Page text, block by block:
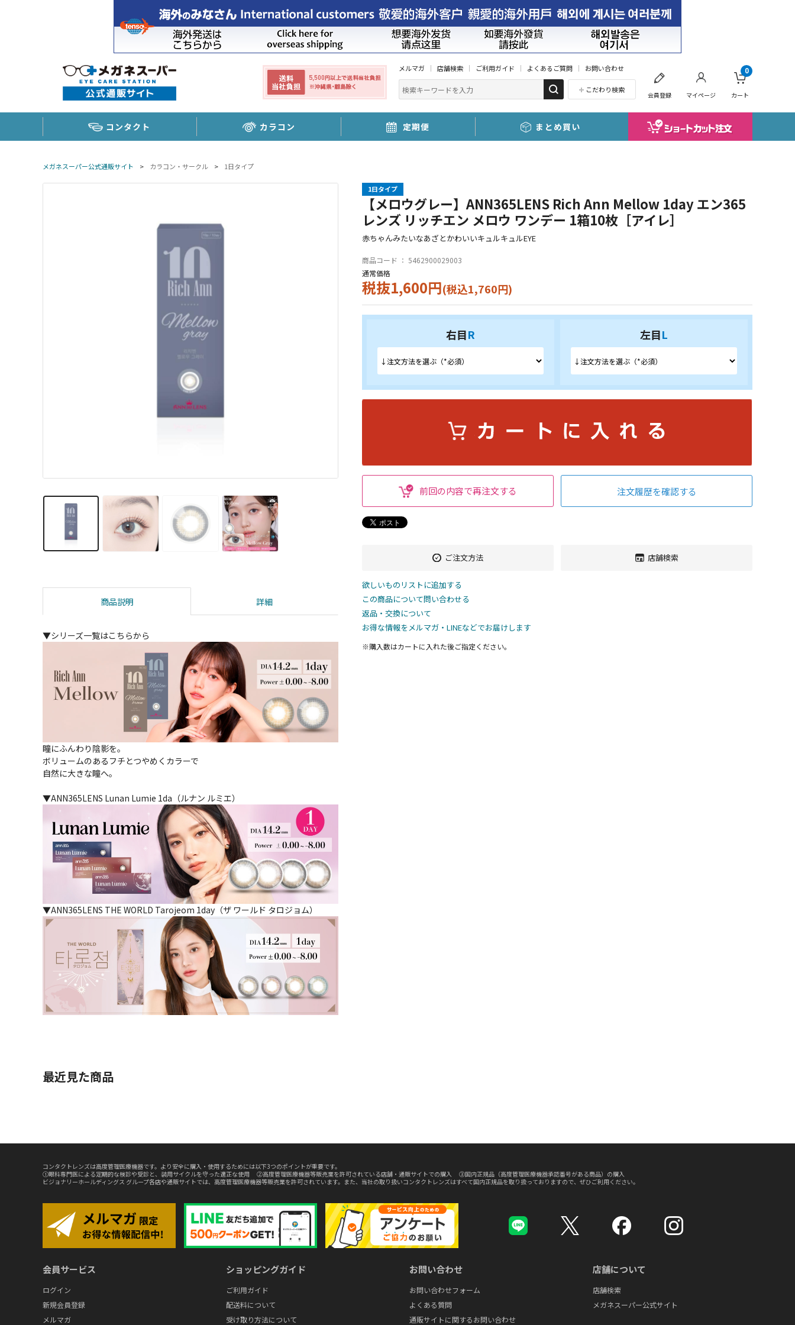
メルマガ 店舗検索 ご利用ガイド よくあるご質問 お問い合わせ
こだわり検索
会員登録 マイページ カート
0
コンタクト カラコン 定期便 まとめ買い
メガネスーパー公式通販サイト > カラコン・サークル > 1日タイプ
商品説明 詳細
▼シリーズ一覧はこちらから
瞳にふんわり陰影を。
ボリュームのあるフチとつやめくカラーで
自然に大きな瞳へ。
▼ANN365LENS Lunan Lumie 1da（ルナン ルミエ）
▼ANN365LENS THE WORLD Tarojeom 1day（ザ ワールド タロジョム）
1日タイプ
【メロウグレー】ANN365LENS Rich Ann Mellow 1day エン365
レンズ リッチエン メロウ ワンデー 1箱10枚［アイレ］
赤ちゃんみたいなあざとかわいいキュルキュルEYE
商品コード ： 5462900029003
通常価格
税抜1,600円(税込1,760円)
右目R 左目L
前回の内容で再注文する 注文履歴を確認する
ご注文方法 店舗検索
欲しいものリストに追加する
この商品について問い合わせる
返品・交換について
お得な情報をメルマガ・LINEなどでお届けします
※購入数はカートに入れた後ご指定ください。
最近見た商品
コンタクトレンズは高度管理医療機器です。より安全に購入・使用するためには以下3つのポイントが重要です。
①眼科専門医による定期的な検診や受診と、装用サイクルを守った適正な使用 ②高度管理医療機器等販売業を許可されている店舗・通販サイトでの購入 ③国内正規品（高度管理医療機器承認番号がある商品）の購入
ビジョナリーホールディングス グループ各店や通販サイトでは、高度管理医療機器等販売業を許可されています。また、当社の取り扱いコンタクトレンズはすべて国内正規品を取り扱っておりますので、ぜひご利用ください。
会員サービス
ログイン
新規会員登録
メルマガ
ショッピングガイド
ご利用ガイド
配送料について
受け取り方法について
お問い合わせ
お問い合わせフォーム
よくある質問
通販サイトに関するお問い合わせ
店舗について
店舗検索
メガネスーパー公式サイト